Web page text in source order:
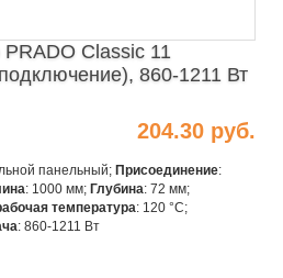
Classic 11
860-1211 Вт
204.30 руб.
панельный; Присоединение:
: 1000 мм; Глубина: 72 мм;
температура: 120 °C;
: 860-1211 Вт